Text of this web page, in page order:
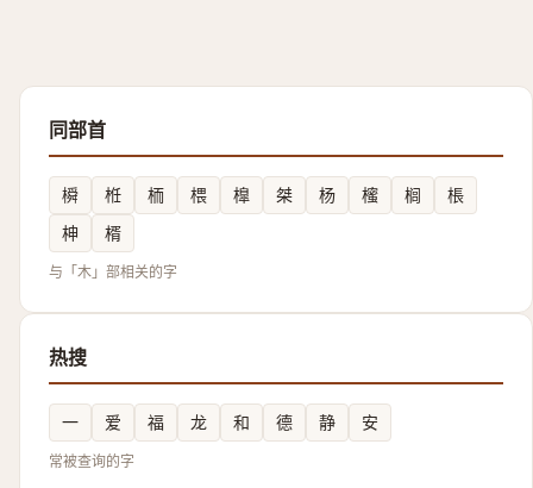
同部首
橓 栣 栭 椳 橰 桀 杨 櫁 榈
棖
柛
楈
与「木」部相关的字
热搜
一 爱 福 龙 和 德 静 安
常被查询的字